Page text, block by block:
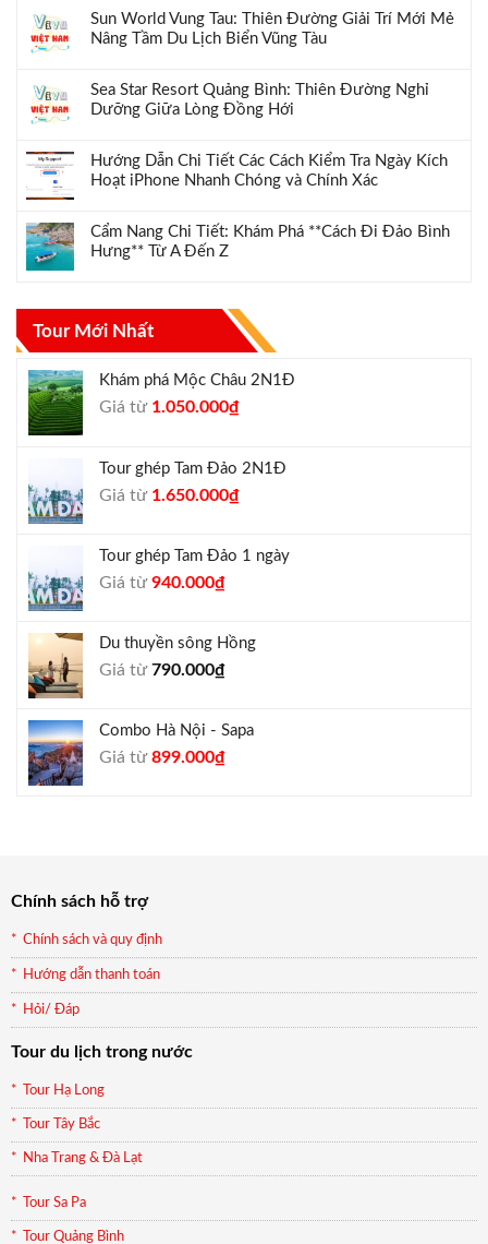
Sun World Vung Tau: Thiên Đường Giải Trí Mới Mẻ
Nâng Tầm Du Lịch Biển Vũng Tàu
Sea Star Resort Quảng Bình: Thiên Đường Nghỉ
Dưỡng Giữa Lòng Đồng Hới
Hướng Dẫn Chi Tiết Các Cách Kiểm Tra Ngày Kích
Hoạt iPhone Nhanh Chóng và Chính Xác
Cẩm Nang Chi Tiết: Khám Phá **Cách Đi Đảo Bình
Hưng** Từ A Đến Z
Tour Mới Nhất
Khám phá Mộc Châu 2N1Đ
Giá từ Giá
1.300.000₫.
1.050.000₫Giá
là:
Tour ghép Tam Đảo 2N1Đ
Giá từ Giá
1.800.000₫.
1.650.000₫Giá
là:
Tour ghép Tam Đảo 1 ngày
Giá từGiá
1.000.000₫.
940.000₫Giá
là:
Du thuyền sông Hồng
Giá từ790.000₫
Combo Hà Nội - Sapa
Giá từGiá
899.000₫Giá
Chính sách hỗ trợ
Chính sách và quy định
Hướng dẫn thanh toán
Hỏi/ Đáp
Tour du lịch trong nước
Tour Hạ Long
Tour Tây Bắc
Nha Trang & Đà Lạt
Tour Sa Pa
Tour Quảng Bình